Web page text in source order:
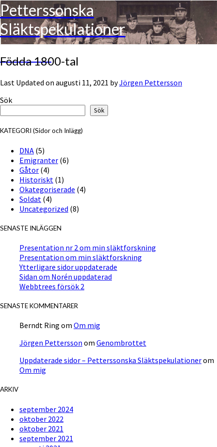
Petterssonska
Släktspekulationer
Disce Pati
Födda
1800-
tal
Födda 1800-tal
Last Updated on augusti 11, 2021 byJörgen Pettersson
Sök
Sök
KATEGORI (Sidor och Inlägg)
DNA (5)
Emigranter (6)
Gåtor (4)
Historiskt (1)
Okategoriserade (4)
Soldat (4)
Uncategorized (8)
SENASTE INLÄGGEN
Presentation nr 2 om min släktforskning
Presentation om min släktforskning
Ytterligare sidor uppdaterade
Sidan om Norén uppdaterad
Webbtrees försök 2
SENASTE KOMMENTARER
Berndt Ring om Om mig
Jörgen Pettersson om Genombrottet
Uppdaterade sidor – Petterssonska Släktspekulationerom
Om mig
ARKIV
september 2024
oktober 2022
oktober 2021
september 2021